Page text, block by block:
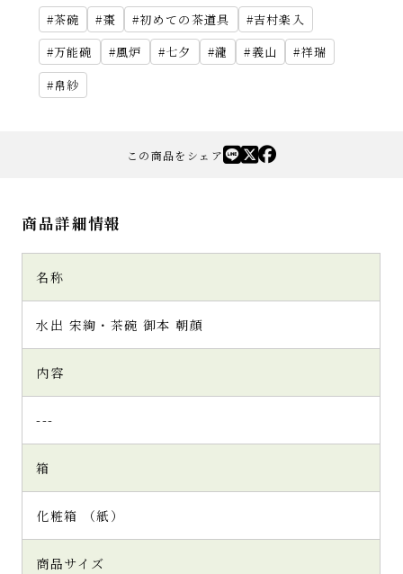
茶碗 棗 初めての茶道具
吉村楽入
万能碗
風炉 七夕 瀧 義山
祥瑞
帛紗
この商品をシェア
商品詳細情報
名称
水出 宋絢・茶碗 御本 朝顔
内容
---
箱
化粧箱 （紙）
商品サイズ